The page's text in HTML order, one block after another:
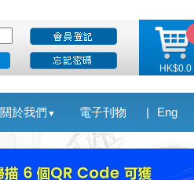
HK$0.0
關於我們 ▼ 電子刊物 Eng